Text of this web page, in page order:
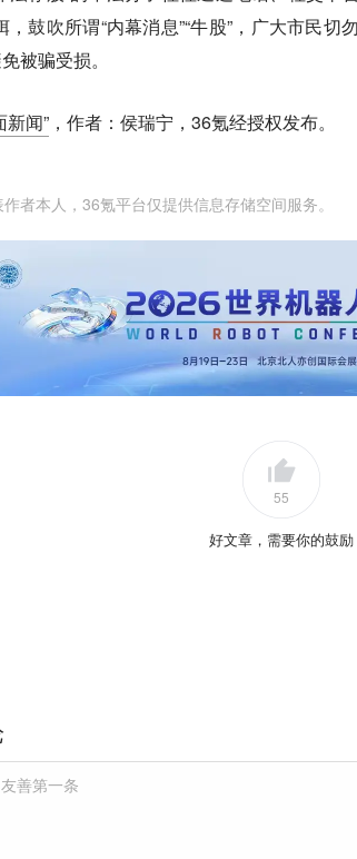
，鼓吹所谓“内幕消息”“牛股”，广大市民
被骗受损。
新闻” ，作者：侯瑞宁，36氪经授权发布。
者本人，36氪平台仅提供信息存储空间服务。
55
好文章，需要你的鼓励
善第一条